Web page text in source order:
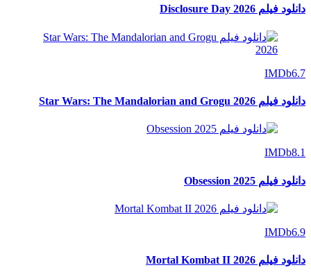
دانلود فیلم Disclosure Day 2026
IMDb6.7
دانلود فیلم Star Wars: The Mandalorian and Grogu 2026
IMDb8.1
دانلود فیلم Obsession 2025
IMDb6.9
دانلود فیلم Mortal Kombat II 2026